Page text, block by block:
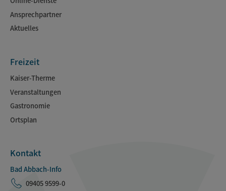
Ansprechpartner
Aktuelles
Freizeit
Kaiser-Therme
Veranstaltungen
Gastronomie
Ortsplan
Kontakt
Bad Abbach-Info
09405 9599-0